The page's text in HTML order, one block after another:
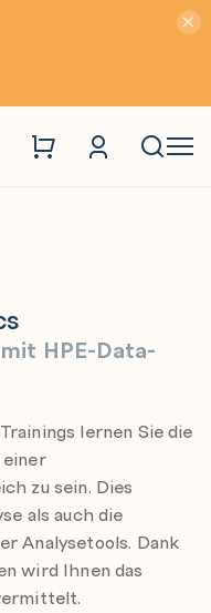
and Analytics
HPE-Data-
lernen Sie die
zu sein. Dies
als auch die
Analysetools. Dank
wird Ihnen das